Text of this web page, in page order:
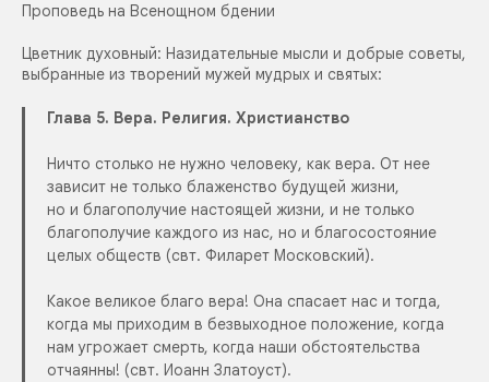
Проповедь на Всенощном бдении
Цветник духовный: Назидательные мысли и добрые советы,
выбранные из творений мужей мудрых и святых:
Глава 5. Вера. Религия. Христианство
Ничто столько не нужно человеку, как вера. От нее
зависит не только блаженство будущей жизни,
но и благополучие настоящей жизни, и не только
благополучие каждого из нас, но и благосостояние
целых обществ (свт. Филарет Московский).
Какое великое благо вера! Она спасает нас и тогда,
когда мы приходим в безвыходное положение, когда
нам угрожает смерть, когда наши обстоятельства
отчаянны! (свт. Иоанн Златоуст).